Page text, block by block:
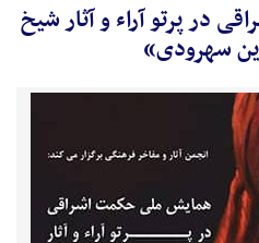
در پرتو آراء و آثار شیخ
سهرودی»